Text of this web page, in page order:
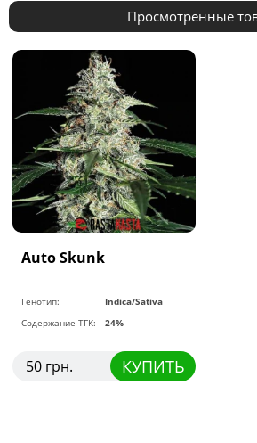
Просмотренные
Auto Skunk
Генотип:
Indica/Sativa
Содержание ТГК:
24%
50 грн. КУПИТЬ